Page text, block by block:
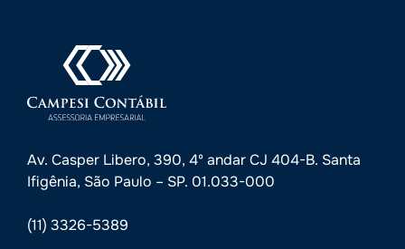
Av. Casper Libero, 390, 4º andar CJ 404-B. Santa
Ifigênia, São Paulo – SP. 01.033-000
(11) 3326-5389